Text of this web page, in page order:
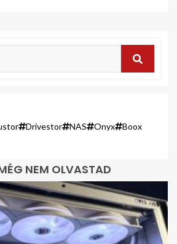
Drivestor NAS Onyx Boox
NEM OLVASTAD